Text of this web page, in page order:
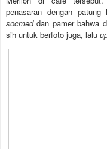
penasaran dengan
socmeddan pamer bahwa
sih untuk berfoto juga, lalu